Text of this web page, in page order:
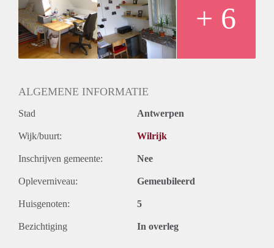
+ 6
ALGEMENE INFORMATIE
Stad Antwerpen
Wijk/buurt: Wilrijk
Inschrijven gemeente: Nee
Opleverniveau: Gemeubileerd
Huisgenoten: 5
Bezichtiging In overleg